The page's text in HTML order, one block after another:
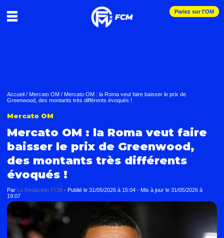
Pariez sur l'OM
Accueil / Mercato OM / Mercato OM : la Roma veut faire baisser le prix de
Greenwood, des montants très différents évoqués !
Mercato OM
Mercato OM : la Roma veut faire
baisser le prix de Greenwood,
des montants très différents
évoqués !
Par La Redaction FCM - Publié le 31/05/2026 à 15:04 - Mis à jour le 31/05/2026 à
19:07